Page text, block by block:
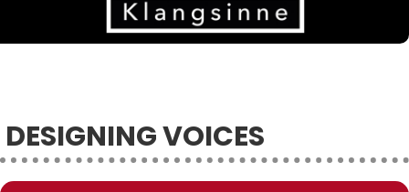
DESIGNING VOICES